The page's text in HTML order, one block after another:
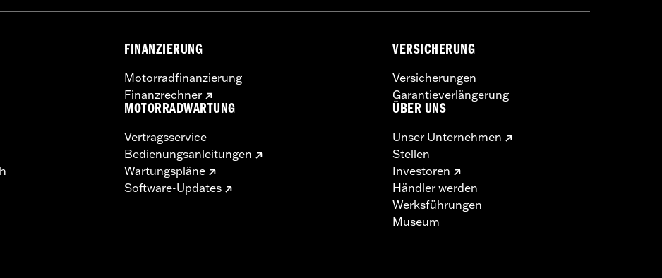
FINANZIERUNG
Motorradfinanzierung
Finanzrechner
MOTORRADWARTUNG
Vertragsservice
Bedienungsanleitungen
Wartungspläne
Software-Updates
VERSICHERUNG
Versicherungen
Garantieverlängerung
ÜBER UNS
Unser Unternehmen
Stellen
Investoren
Händler werden
Werksführungen
Museum